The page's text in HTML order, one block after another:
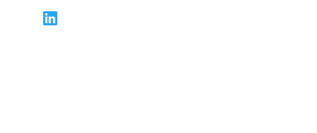
conseils pratiques et concrets pour les